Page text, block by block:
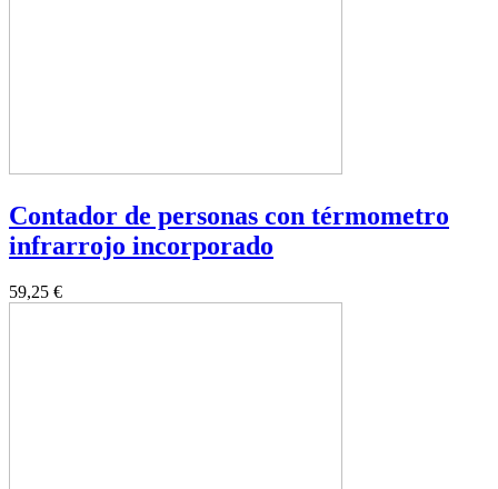
Contador de personas con térmometro
infrarrojo incorporado
59,25 €